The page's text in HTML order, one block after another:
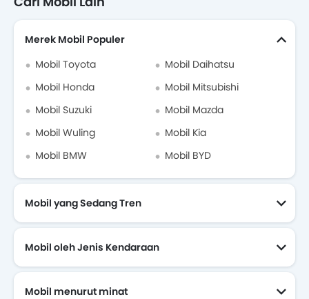
Merek Mobil Populer
Mobil Toyota
Mobil Daihatsu
Mobil Honda
Mobil Mitsubishi
Mobil Suzuki
Mobil Mazda
Mobil Wuling
Mobil Kia
Mobil BMW
Mobil BYD
Mobil yang Sedang Tren
Mobil oleh Jenis Kendaraan
Mobil menurut minat